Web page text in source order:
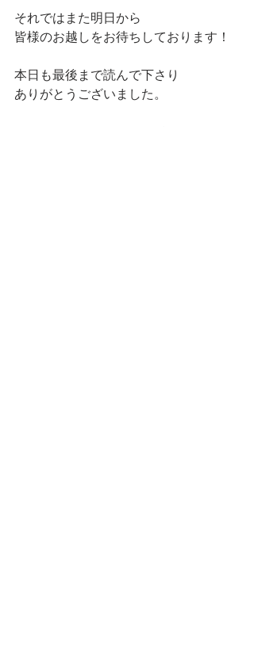
それではまた明日から
皆様のお越しをお待ちしております！
本日も最後まで読んで下さり
ありがとうございました。